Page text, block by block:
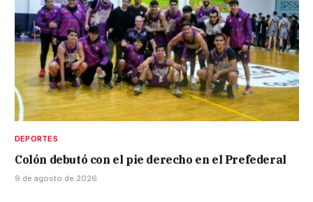
DEPORTES
Colón debutó con el pie derecho en el Prefederal
9 de agosto de 2026